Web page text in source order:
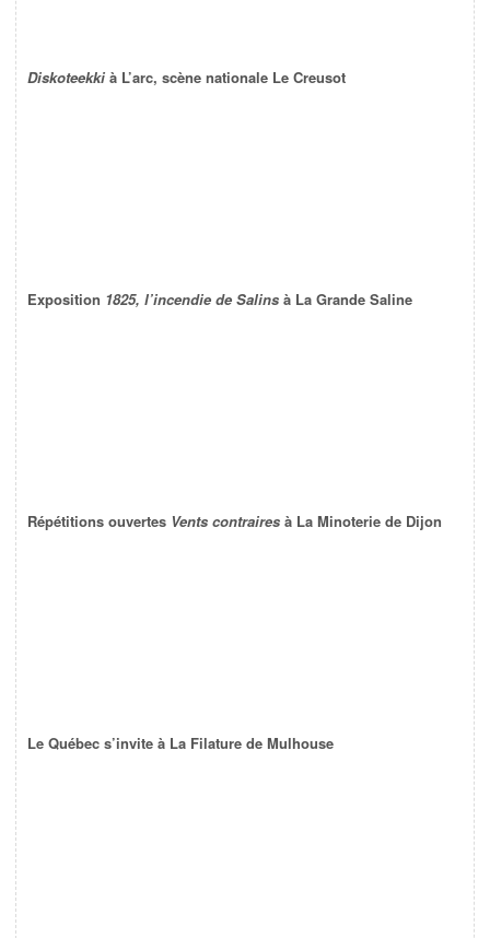
Diskoteekki à L’arc, scène nationale Le Creusot
Exposition 1825, l’incendie de Salins à La Grande Saline
Répétitions ouvertes Vents contraires à La Minoterie de Dijon
Le Québec s’invite à La Filature de Mulhouse